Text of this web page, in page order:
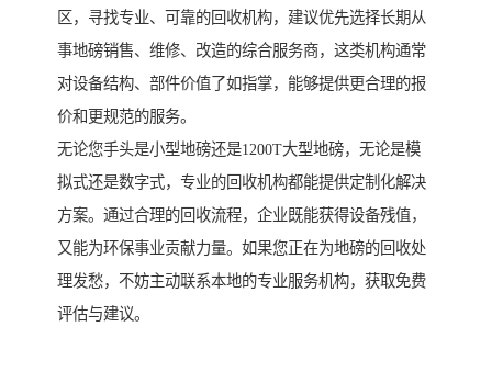
区，寻找专业、可靠的回收机构，建议优先选择长期从
事地磅销售、维修、改造的综合服务商，这类机构通常
对设备结构、部件价值了如指掌，能够提供更合理的报
价和更规范的服务。
无论您手头是小型地磅还是1200T大型地磅，无论是模
拟式还是数字式，专业的回收机构都能提供定制化解决
方案。通过合理的回收流程，企业既能获得设备残值，
又能为环保事业贡献力量。如果您正在为地磅的回收处
理发愁，不妨主动联系本地的专业服务机构，获取免费
评估与建议。